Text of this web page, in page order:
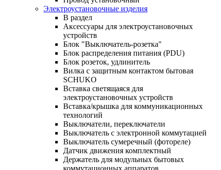
Электроустановочные изделия
В раздел
Аксессуары для электроустановочных
устройств
Блок "Выключатель-розетка"
Блок распределения питания (PDU)
Блок розеток, удлинитель
Вилка с защитным контактом бытовая
SCHUKO
Вставка светящаяся для
электроустановочных устройств
Вставка/крышка для коммуникационных
технологий
Выключатели, переключатели
Выключатель с электронной коммутацией
Выключатель сумеречный (фотореле)
Датчик движения комплектный
Держатель для модульных бытовых
коммутационных аппаратов